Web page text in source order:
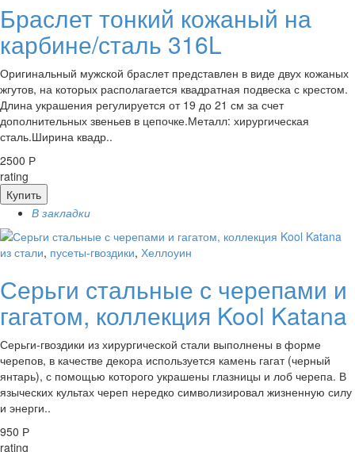
Браслет тонкий кожаный на
карбине/сталь 316L
Оригинальный мужской браслет представлен в виде двух кожаных
жгутов, на которых располагается квадратная подвеска с крестом.
Длина украшения регулируется от 19 до 21 см за счет
дополнительных звеньев в цепочке.Металл: хирургическая
сталь.Ширина квадр..
2500 Р
rating
Купить
В закладки
из стали, пусеты-гвоздики, Хеллоуин
Серьги стальные с черепами и
гагатом, коллекция Kool Katana
Серьги-гвоздики из хирургической стали выполнены в форме
черепов, в качестве декора используется камень гагат (черный
янтарь), с помощью которого украшены глазницы и лоб черепа. В
языческих культах череп нередко символизировал жизненную силу
и энерги..
950 Р
rating